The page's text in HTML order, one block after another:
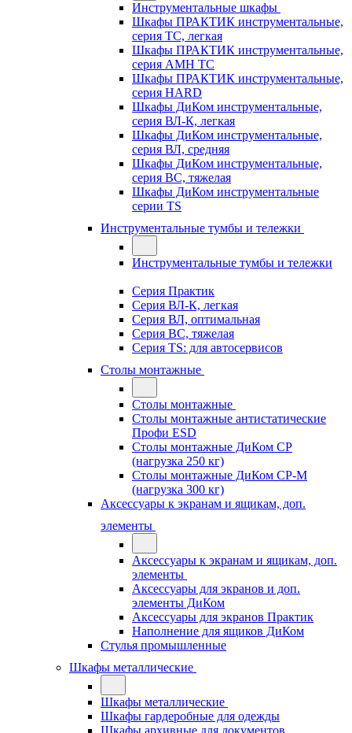
Инструментальные шкафы
Шкафы ПРАКТИК инструментальные,
серия TC, легкая
Шкафы ПРАКТИК инструментальные,
серия AMH TC
Шкафы ПРАКТИК инструментальные,
серия HARD
Шкафы ДиКом инструментальные,
cерия ВЛ-К, легкая
Шкафы ДиКом инструментальные,
серия ВЛ, средняя
Шкафы ДиКом инструментальные,
серия ВС, тяжелая
Шкафы ДиКом инструментальные
серии TS
Инструментальные тумбы и тележки
Инструментальные тумбы и тележки
Серия Практик
Серия ВЛ-К, легкая
Серия ВЛ, оптимальная
Серия ВС, тяжелая
Серия TS: для автосервисов
Столы монтажные
Столы монтажные
Столы монтажные антистатические
Профи ESD
Столы монтажные ДиКом СР
(нагрузка 250 кг)
Столы монтажные ДиКом СР-М
(нагрузка 300 кг)
Аксессуары к экранам и ящикам, доп.
элементы
Аксессуары к экранам и ящикам, доп.
элементы
Аксессуары для экранов и доп.
элементы ДиКом
Аксессуары для экранов Практик
Наполнение для ящиков ДиКом
Стулья промышленные
Шкафы металлические
Шкафы металлические
Шкафы гардеробные для одежды
Шкафы архивные для документов